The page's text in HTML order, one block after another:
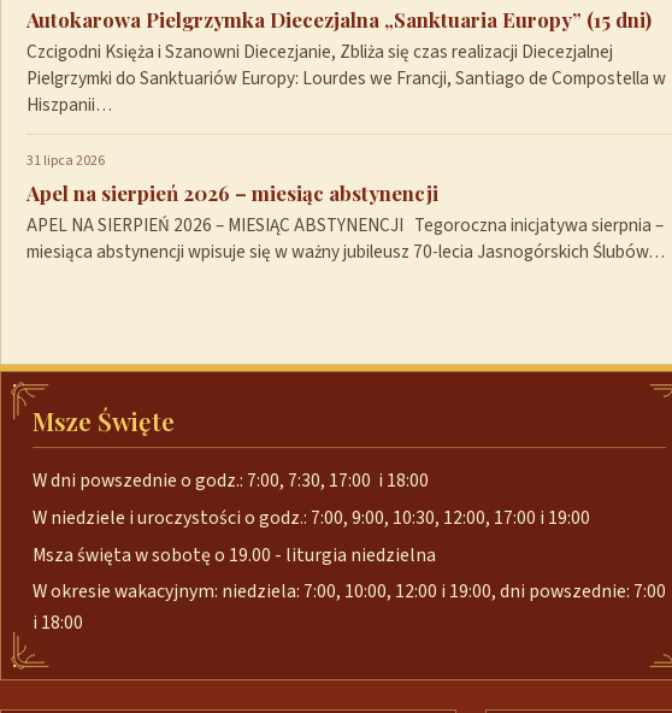
Autokarowa Pielgrzymka Diecezjalna „Sanktuaria Europy” (15 dni)
Czcigodni Księża i Szanowni Diecezjanie, Zbliża się czas realizacji Diecezjalnej
Pielgrzymki do Sanktuariów Europy: Lourdes we Francji, Santiago de Compostella w
Hiszpanii…
31 lipca 2026
Apel na sierpień 2026 – miesiąc abstynencji
APEL NA SIERPIEŃ 2026 – MIESIĄC ABSTYNENCJI Tegoroczna inicjatywa sierpnia –
miesiąca abstynencji wpisuje się w ważny jubileusz 70-lecia Jasnogórskich Ślubów…
Msze Święte
W dni powszednie o godz.: 7:00, 7:30, 17:00 i 18:00
W niedziele i uroczystości o godz.: 7:00, 9:00, 10:30, 12:00, 17:00 i 19:00
Msza święta w sobotę o 19.00 - liturgia niedzielna
W okresie wakacyjnym: niedziela: 7:00, 10:00, 12:00 i 19:00, dni powszednie: 7:00
i 18:00